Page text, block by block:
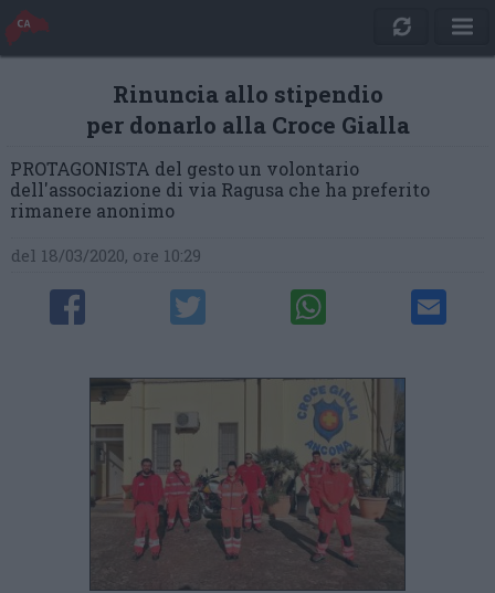
Rinuncia allo stipendio
per donarlo alla Croce Gialla
PROTAGONISTA del gesto un volontario
dell'associazione di via Ragusa che ha preferito
rimanere anonimo
del 18/03/2020, ore 10:29